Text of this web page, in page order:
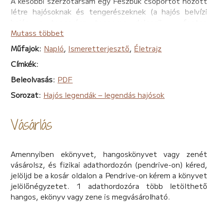
létre hajósoknak és tengerészeknek (a hajós belvízi
különbség!) azzal, hogy mindenkinek kötelező sztorizni,
és tudomásul veszik, hogy az írása megjelenik –
egyszer. Elvállaltam, dolgoztam a szövegen nagyon
sokat, ugye nem kell ecsetelnem, hogyan néz ki egy
fészbukos bejegyzés stilisztikailag, helyesírásilag és
nyelvhelyességileg. Nos, ebből a szöveghalmazból
könyv, sőt könyvek lettek, amit most az olvasó is
Mutass többet
Műfajok: Napló, Ismeretterjesztő, Életrajz
Címkék:
Beleolvasás: PDF
Sorozat: Hajós legendák – legendás hajósok
Vásárlás
Amennyiben ekönyvet, hangoskönyvet vagy zenét
vásárolsz, és fizikai adathordozón (pendrive-on) kéred,
jelöljd be a kosár oldalon a Pendrive-on kérem a könyvet
jelölőnégyzetet. 1 adathordozóra több letölthető
hangos, ekönyv vagy zene is megvásárolható.